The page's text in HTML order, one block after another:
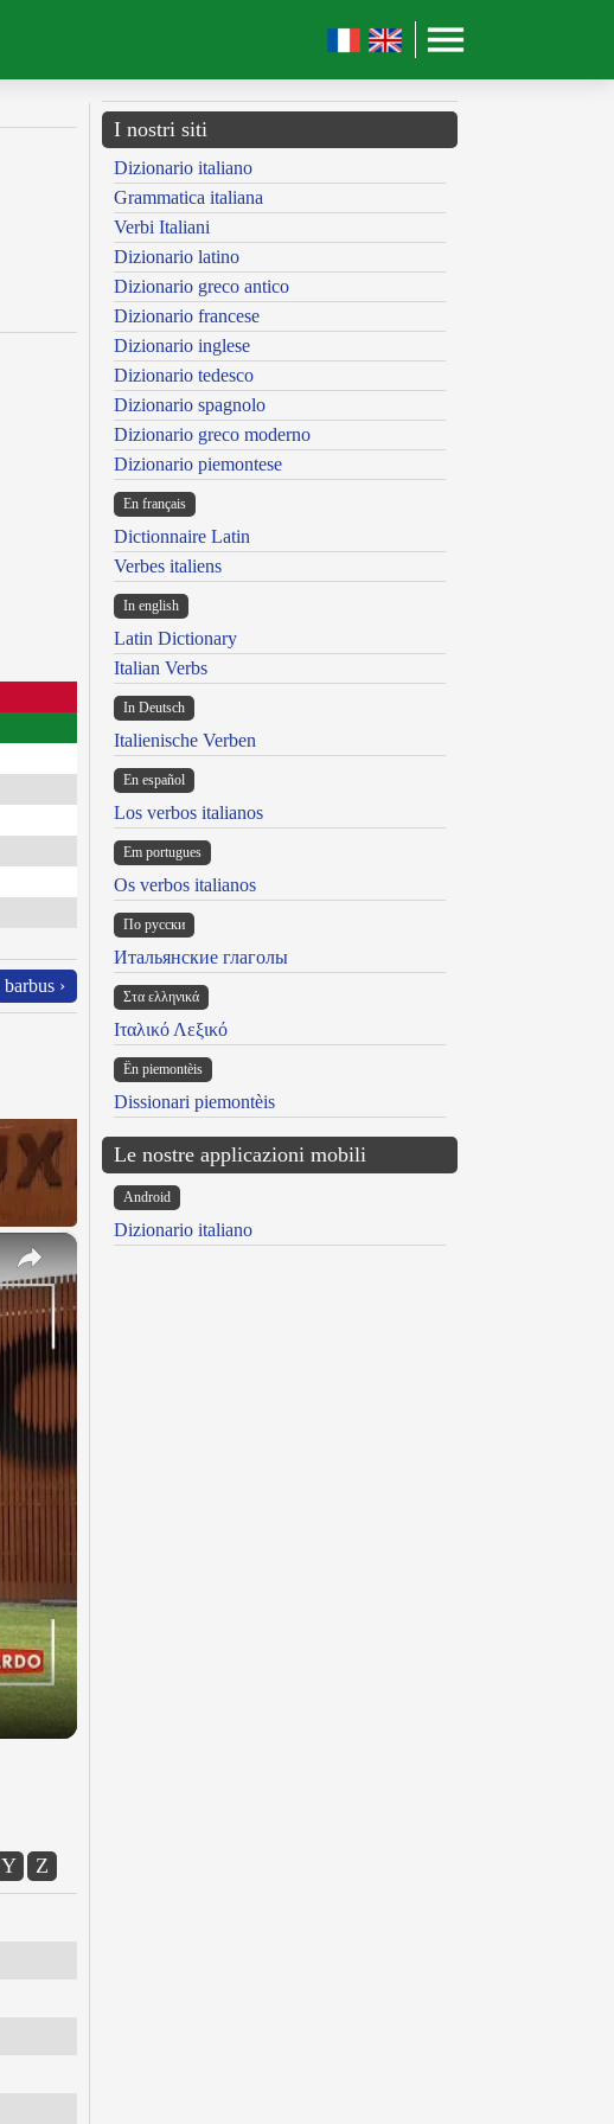
barbus ›
×
Y Z
I nostri siti
Dizionario italiano
Grammatica italiana
Verbi Italiani
Dizionario latino
Dizionario greco antico
Dizionario francese
Dizionario inglese
Dizionario tedesco
Dizionario spagnolo
Dizionario greco moderno
Dizionario piemontese
En français
Dictionnaire Latin
Verbes italiens
In english
Latin Dictionary
Italian Verbs
In Deutsch
Italienische Verben
En español
Los verbos italianos
Em portugues
Os verbos italianos
По русски
Итальянские глаголы
Στα ελληνικά
Ιταλικό Λεξικό
Ën piemontèis
Dissionari piemontèis
Le nostre applicazioni mobili
Android
Dizionario italiano